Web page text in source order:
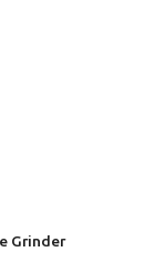
Grinder